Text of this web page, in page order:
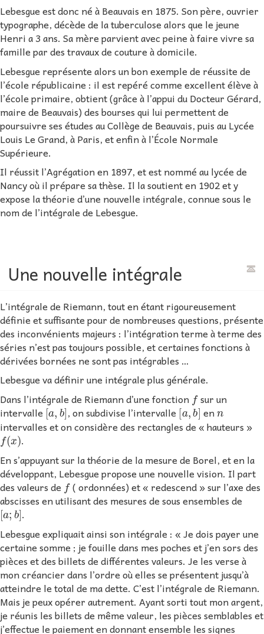
Lebesgue est donc né à Beauvais en 1875. Son père, ouvrier
typographe, décède de la tuberculose alors que le jeune
Henri a 3 ans. Sa mère parvient avec peine à faire vivre sa
famille par des travaux de couture à domicile.
Lebesgue représente alors un bon exemple de réussite de
l’école républicaine : il est repéré comme excellent élève à
l’école primaire, obtient (grâce à l’appui du Docteur Gérard,
maire de Beauvais) des bourses qui lui permettent de
poursuivre ses études au Collège de Beauvais, puis au Lycée
Louis Le Grand, à Paris, et enfin à l’École Normale
Supérieure.
Il réussit l’Agrégation en 1897, et est nommé au lycée de
Nancy où il prépare sa thèse. Il la soutient en 1902 et y
expose la théorie d’une nouvelle intégrale, connue sous le
nom de l’intégrale de Lebesgue.
Une nouvelle intégrale
L’intégrale de Riemann, tout en étant rigoureusement
définie et suffisante pour de nombreuses questions, présente
des inconvénients majeurs : l’intégration terme à terme des
séries n’est pas toujours possible, et certaines fonctions à
dérivées bornées ne sont pas intégrables …
Lebesgue va définir une intégrale plus générale.
Dans l’intégrale de Riemann d’une fonction sur un
intervalle[a,b], on subdivise l’intervalle [a,b]enn
intervalles et on considère des rectangles de « hauteurs »
f(x).
En s’appuyant sur la théorie de la mesure de Borel, et en la
développant, Lebesgue propose une nouvelle vision. Il part
des valeurs def( ordonnées) et « redescend » sur l’axe des
abscisses en utilisant des mesures de sous ensembles de
[a;b]
.
Lebesgue expliquait ainsi son intégrale : « Je dois payer une
certaine somme ; je fouille dans mes poches et j’en sors des
pièces et des billets de différentes valeurs. Je les verse à
mon créancier dans l’ordre où elles se présentent jusqu’à
atteindre le total de ma dette. C’est l’intégrale de Riemann.
Mais je peux opérer autrement. Ayant sorti tout mon argent,
je réunis les billets de même valeur, les pièces semblables et
j’effectue le paiement en donnant ensemble les signes